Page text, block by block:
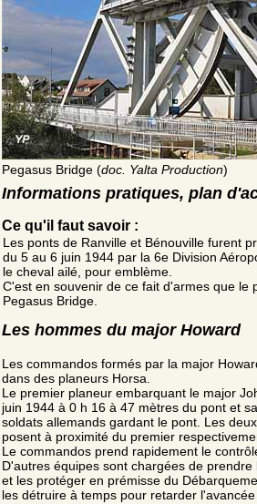
Pegasus Bridge (doc. Yalta Production)
Informations pratiques, plan
Ce qu'il faut savoir :
Les ponts de Ranville et Bénouville furent
du 5 au 6 juin 1944 par la 6e Division
le cheval ailé, pour emblème.
C'est en souvenir de ce fait d'armes que le
Pegasus Bridge.
Les hommes du major Howard
Les commandos formés par la major
dans des planeurs Horsa.
Le premier planeur embarquant le major
juin 1944 à 0 h 16 à 47 mètres du pont et
soldats allemands gardant le pont. Les
posent à proximité du premier
Le commandos prend rapidement le
D'autres équipes sont chargées de
et les protéger en prémisse du
les détruire à temps pour retarder l'avancée